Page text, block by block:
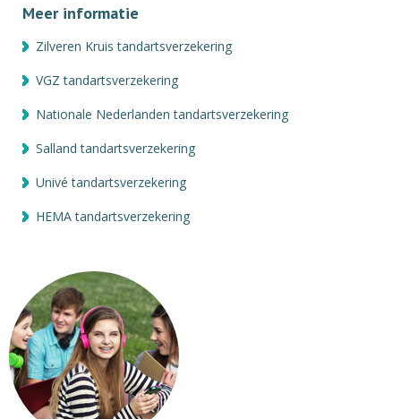
Meer informatie
Zilveren Kruis tandartsverzekering
VGZ tandartsverzekering
Nationale Nederlanden tandartsverzekering
Salland tandartsverzekering
Univé tandartsverzekering
HEMA tandartsverzekering